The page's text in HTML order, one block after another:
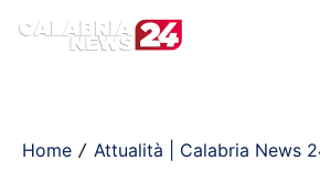
Home / Attualità | Calabria News